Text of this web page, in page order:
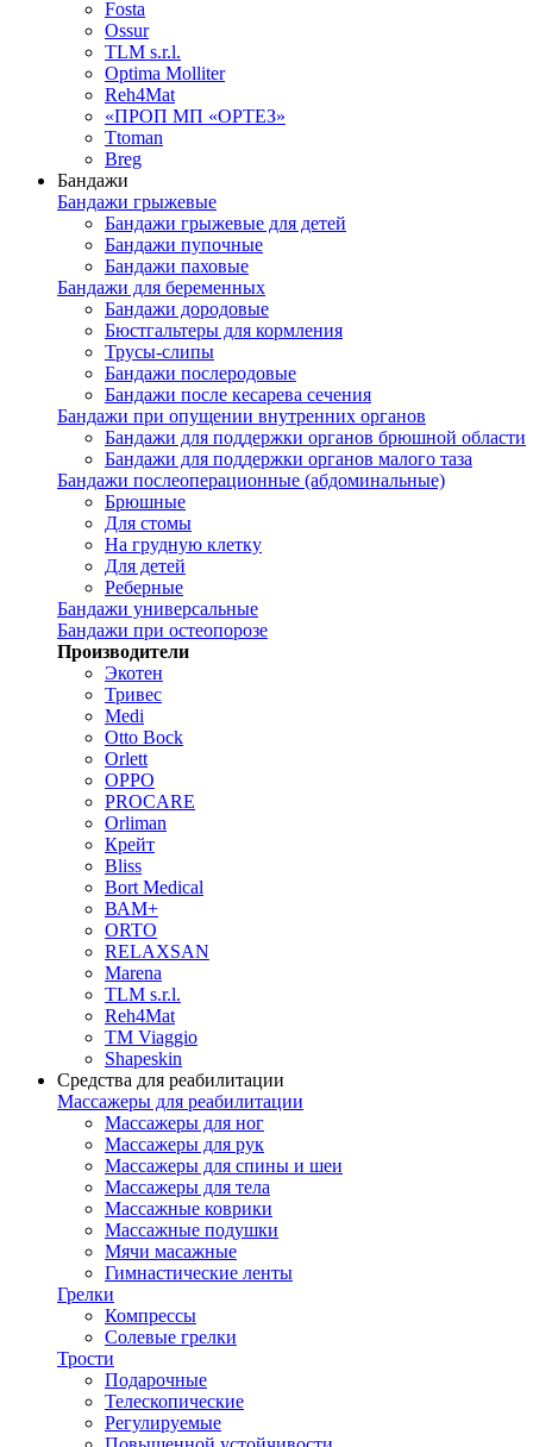
Fosta
Ossur
TLM s.r.l.
Optima Molliter
Reh4Mat
«ПРОП МП «ОРТЕЗ»
Ttoman
Breg
Бандажи
Бандажи грыжевые
Бандажи грыжевые для детей
Бандажи пупочные
Бандажи паховые
Бандажи для беременных
Бандажи дородовые
Бюстгальтеры для кормления
Трусы-слипы
Бандажи послеродовые
Бандажи после кесарева сечения
Бандажи при опущении внутренних органов
Бандажи для поддержки органов брюшной области
Бандажи для поддержки органов малого таза
Бандажи послеоперационные (абдоминальные)
Брюшные
Для стомы
На грудную клетку
Для детей
Реберные
Бандажи универсальные
Бандажи при остеопорозе
Производители
Экотен
Тривес
Medi
Otto Bock
Orlett
OPPO
PROCARE
Orliman
Крейт
Bliss
Bort Medical
ВАМ+
ORTO
RELAXSAN
Marena
TLM s.r.l.
Reh4Mat
TM Viaggio
Shapeskin
Средства для реабилитации
Массажеры для реабилитации
Массажеры для ног
Массажеры для рук
Массажеры для спины и шеи
Массажеры для тела
Массажные коврики
Массажные подушки
Мячи масажные
Гимнастические ленты
Грелки
Компрессы
Солевые грелки
Трости
Подарочные
Телескопические
Регулируемые